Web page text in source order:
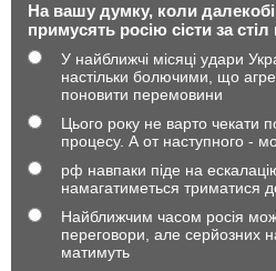
На вашу думку, коли
примусять росію сісти за стіл
У найближчі місяці удари
настільки болючими, що
поновити перемовини
Цього року не варто чекати
процесу. А от наступного -
рф навпаки піде на
намагатиметься триматися
Найближчим часом росія
переговори, але серйозних
матимуть